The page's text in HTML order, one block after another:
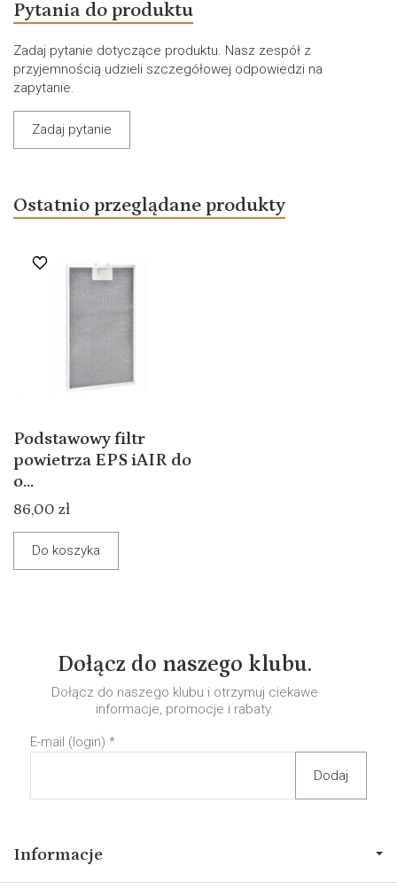
Pytania do produktu
Zadaj pytanie dotyczące produktu. Nasz zespół z
przyjemnością udzieli szczegółowej odpowiedzi na
zapytanie.
Zadaj pytanie
Ostatnio przeglądane produkty
Podstawowy filtr
powietrza EPS iAIR do
o...
86,00 zł
Do koszyka
Dołącz do naszego klubu.
Dołącz do naszego klubu i otrzymuj ciekawe
informacje, promocje i rabaty.
E-mail (login) *
Informacje